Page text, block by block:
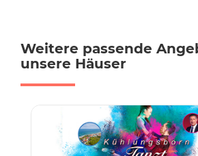
Weitere passende
unsere Häuser